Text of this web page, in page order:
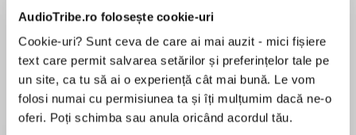
AudioTribe.ro folosește cookie-uri
Cookie-uri? Sunt ceva de care ai mai auzit - mici fișiere
text care permit salvarea setărilor și preferințelor tale pe
un site, ca tu să ai o experiență cât mai bună. Le vom
folosi numai cu permisiunea ta și îți mulțumim dacă ne-o
oferi. Poți schimba sau anula oricând acordul tău.
Elita de Argint (Elita
Diavolul se îmbracă de
Desprecarte